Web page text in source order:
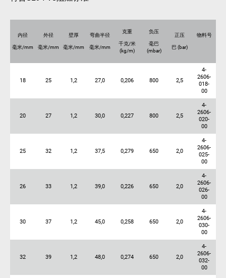
内径
毫米/mm
外径
毫米/mm
壁厚
毫米/mm
弯曲半径
毫米/mm
克重
千克/米
(kg/m)
负压
毫巴
(mbar)
正压
巴 (bar)
物料号
18 25 1,2 27,0 0,206 800 2,5
4-
2606-
018-
00
20 27 1,2 30,0 0,227 800 2,5
4-
2606-
020-
00
25 32 1,2 37,5 0,279 650 2,0
4-
2606-
025-
00
26 33 1,2 39,0 0,226 650 2,0
4-
2606-
026-
00
30 37 1,2 45,0 0,258 650 2,0
4-
2606-
030-
00
32 39 1,2 48,0 0,274 650 2,0
4-
2606-
032-
00